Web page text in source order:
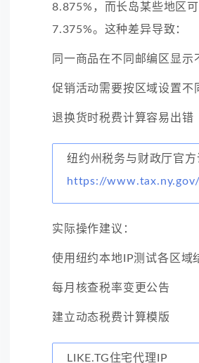
8.875%，而长岛某些地区
7.375%。这种差异导致：
同一商品在不同邮编区显示
促销活动需要按区域设置不
退换货时税费计算容易出错
纽约州税务与财政厅官方
https://www.tax.ny.gov/
实际操作建议：
使用纽约本地IP测试各区域
每月核查税率变更公告
建立动态税费计算模版
LIKE.TG住宅代理IP